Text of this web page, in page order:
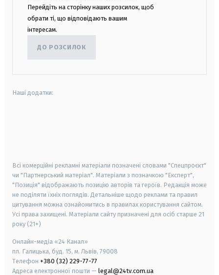
Перейдіть на сторінку наших розсилок, щоб
обрати ті, що відповідають вашим
інтересам.
ДО РОЗСИЛОК
Наші додатки:
Всі комерційні рекламні матеріали позначені словами "Спецпроєкт"
чи "Партнерський матеріал". Матеріали з позначкою "Експерт",
"Позиція" відображають позицію авторів та героїв. Редакція може
не поділяти їхніх поглядів. Детальніше щодо реклами та правил
цитування можна ознайомитись в правилах користування сайтом.
Усі права захищені. Матеріали сайту призначені для осіб старше 21
року (21+)
Онлайн-медіа «24 Канал»
пл. Галицька, буд. 15, м. Львів, 79008
Телефон +380 (32) 229-77-77
Адреса електронної пошти — legal@24tv.com.ua